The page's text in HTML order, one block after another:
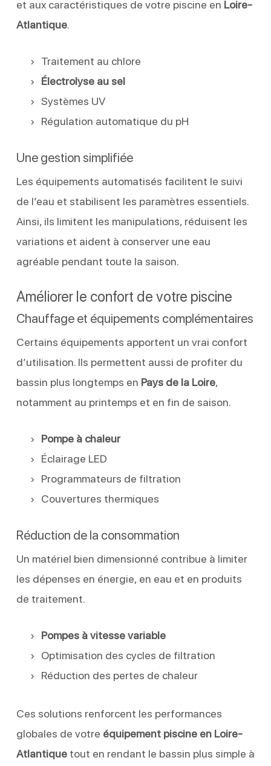
et aux caractéristiques de votre piscine en Loire-
Atlantique.
Traitement au chlore
Électrolyse au sel
Systèmes UV
Régulation automatique du pH
Une gestion simplifiée
Les équipements automatisés facilitent le suivi
de l’eau et stabilisent les paramètres essentiels.
Ainsi, ils limitent les manipulations, réduisent les
variations et aident à conserver une eau
agréable pendant toute la saison.
Améliorer le confort de votre piscine
Chauffage et équipements complémentaires
Certains équipements apportent un vrai confort
d’utilisation. Ils permettent aussi de profiter du
bassin plus longtemps en Pays de la Loire,
notamment au printemps et en fin de saison.
Pompe à chaleur
Éclairage LED
Programmateurs de filtration
Couvertures thermiques
Réduction de la consommation
Un matériel bien dimensionné contribue à limiter
les dépenses en énergie, en eau et en produits
de traitement.
Pompes à vitesse variable
Optimisation des cycles de filtration
Réduction des pertes de chaleur
Ces solutions renforcent les performances
globales de votre équipement piscine en Loire-
Atlantiquetout en rendant le bassin plus simple à